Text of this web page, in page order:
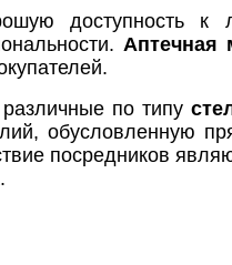
доступность
Аптечная
различные по типу
обусловленную
посредников